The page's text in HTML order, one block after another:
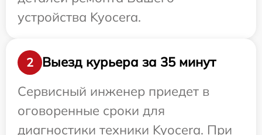
устройства Kyocera.
2
Выезд курьера за 35 минут
Сервисный инженер приедет в
оговоренные сроки для
диагностики техники Kyocera. При